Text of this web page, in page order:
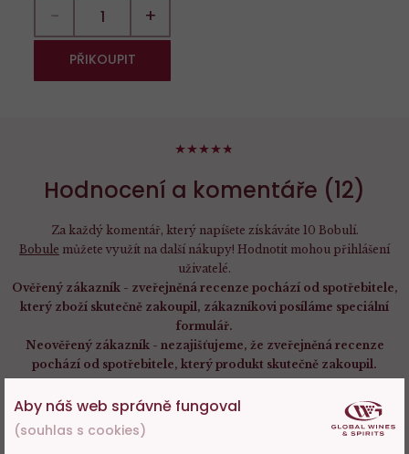
− +
PŘIKOUPIT
Hodnocení a komentáře (12)
94%
Za každý komentář, který napíšete získáváte 10 Bobulí.
Bobule můžete využít na další nákupy! Hodnotit mohou přihlášení
uživatelé.
Ověřený zákazník - zveřejněná recenze pochází od spotřebitele,
který zboží skutečně zakoupil, zákazníkovi posíláme speciální
formulář.
Neověřený zákazník - nezajišťujeme, že zveřejněná recenze
pochází od spotřebitele, který produkt skutečně zakoupil.
Lenka Kořenková, hodnocení:
Aby náš web správně fungoval
(souhlas s cookies)